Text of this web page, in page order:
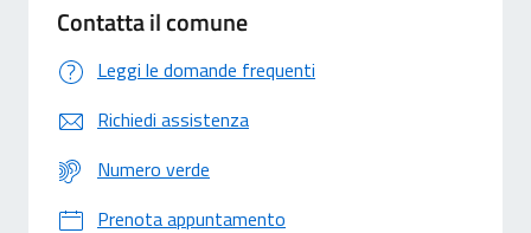
Contatta il comune
Leggi le domande frequenti
Richiedi assistenza
Numero verde
Prenota appuntamento